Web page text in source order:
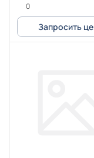
0
Запросить